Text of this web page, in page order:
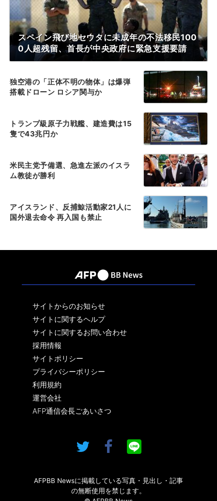
スペイン飛び地セウタに未成年の不法移民100
0人超残留、首長が中央政府に緊急支援要請
独空港の「正体不明の物体」は爆弾
搭載ドローン ロシア関与か
トランプ級原子力戦艦、建造費は15
隻で43兆円か
米民主党予備選、急進左派のイスラ
ム教徒が勝利
アイスランド、反捕鯨活動家21人に
国外退去命令 再入国も禁止
サイトからのお知らせ
サイトに関するヘルプ
サイトに関するお問い合わせ
採用情報
サイトポリシー
プライバシーポリシー
利用規約
運営会社
AFP通信会長ごあいさつ
AFPBB Newsに掲載している写真・見出し・記事
の無断使用を禁じます。